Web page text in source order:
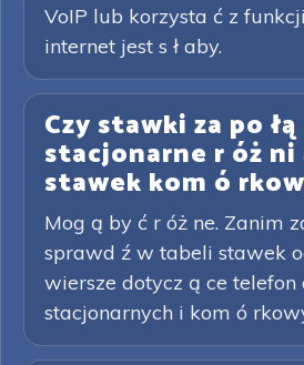
VoIP lub korzysta ć z
internet jest s ł aby.
Czy stawki za po
stacjonarne r óż ni
stawek kom ó
Mog ą by ć r óż ne. Zanim
sprawd ź w tabeli stawek
wiersze dotycz ą ce telefon
stacjonarnych i kom ó